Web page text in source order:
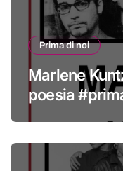
Prima di noi
Marlene
poesia